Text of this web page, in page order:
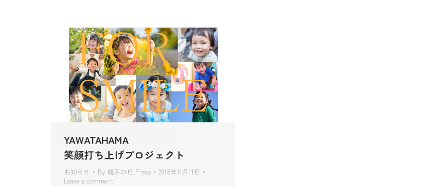
YAWATAHAMA
笑顔打ち上げプロジェクト
お知らせ By 親子の日 Press
2018年11月11日
Leave a comment